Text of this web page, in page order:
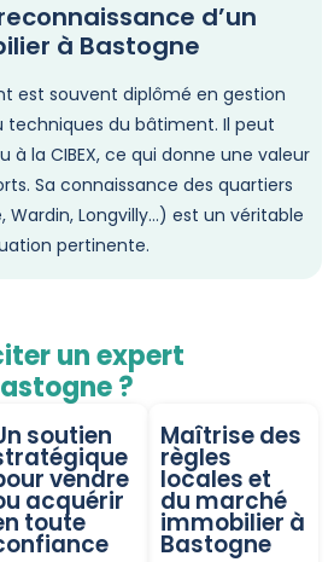
d’un
à Bastogne
est souvent diplômé en gestion
techniques du bâtiment. Il peut
à la CIBEX, ce qui donne une valeur
Sa connaissance des quartiers
Wardin, Longvilly…) est un véritable
pertinente.
un expert
?
soutien
vendre
acquérir
toute
Maîtrise des
règles
locales et
du marché
immobilier à
Bastogne